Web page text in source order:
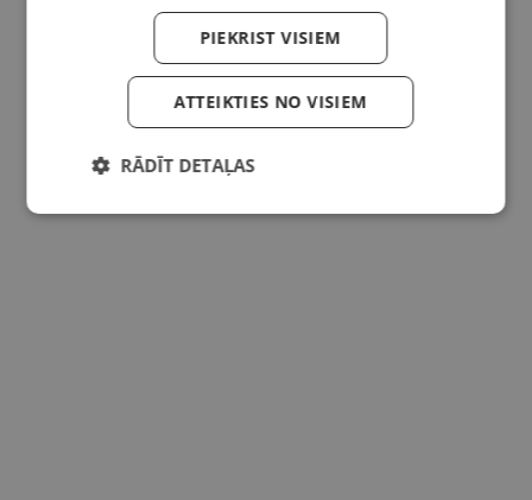
PIEKRIST VISIEM
ATTEIKTIES NO VISIEM
RĀDĪT DETAĻAS